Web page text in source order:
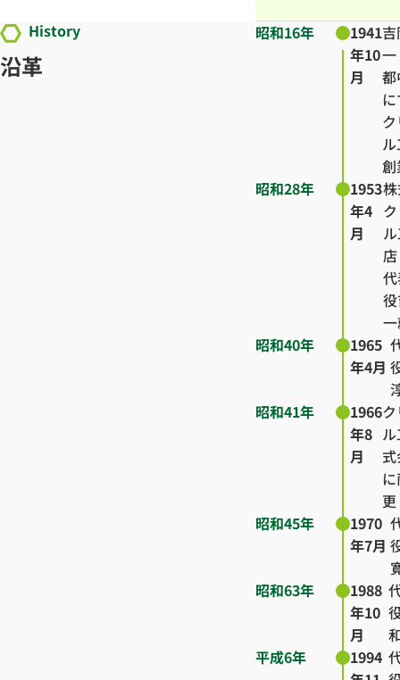
History
沿革
昭和16年
1941
年10
月
昭和28年
1953
年4
月
昭和40年
1965
年4月
昭和41年
1966
年8
月
更
昭和45年
1970
年7月
昭和63年
1988
年10
月
平成6年
1994